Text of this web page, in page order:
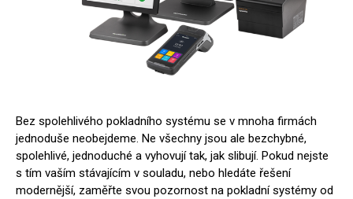
Bez spolehlivého pokladního systému se v mnoha firmách
jednoduše neobejdeme. Ne všechny jsou ale bezchybné,
spolehlivé, jednoduché a vyhovují tak, jak slibují. Pokud nejste
s tím vaším stávajícím v souladu, nebo hledáte řešení
modernější, zaměřte svou pozornost na pokladní systémy od